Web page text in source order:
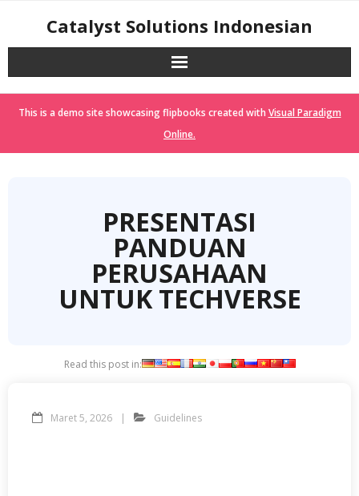
Catalyst Solutions Indonesian
This is a demo site showcasing flipbooks created with Visual Paradigm
Online.
PRESENTASI
PANDUAN
PERUSAHAAN
UNTUK TECHVERSE
Read this post in:
Maret 5, 2026 Guidelines